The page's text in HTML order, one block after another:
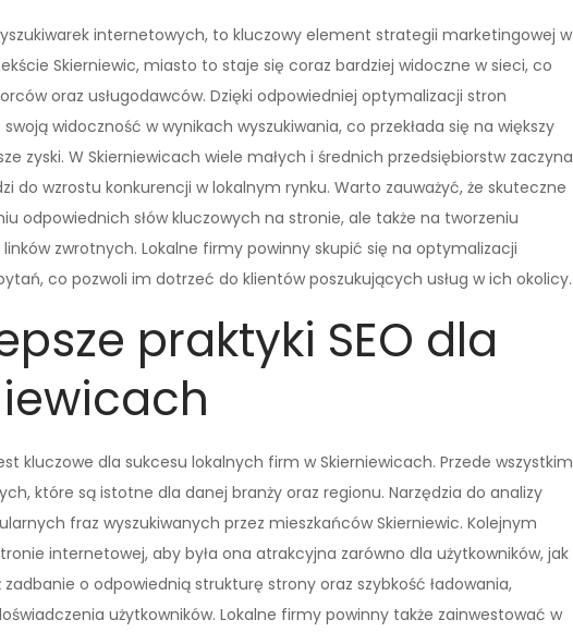
internetowych, to kluczowy element strategii marketingowej w
Skierniewic, miasto to staje się coraz bardziej widoczne w sieci, co
oraz usługodawców. Dzięki odpowiedniej optymalizacji stron
widoczność w wynikach wyszukiwania, co przekłada się na większy
zyski. W Skierniewicach wiele małych i średnich przedsiębiorstw zaczyna
do wzrostu konkurencji w lokalnym rynku. Warto zauważyć, że skuteczne
odpowiednich słów kluczowych na stronie, ale także na tworzeniu
zwrotnych. Lokalne firmy powinny skupić się na optymalizacji
co pozwoli im dotrzeć do klientów poszukujących usług w ich okolicy.
praktyki SEO dla
kluczowe dla sukcesu lokalnych firm w Skierniewicach. Przede wszystkim
które są istotne dla danej branży oraz regionu. Narzędzia do analizy
fraz wyszukiwanych przez mieszkańców Skierniewic. Kolejnym
internetowej, aby była ona atrakcyjna zarówno dla użytkowników, jak
zadbanie o odpowiednią strukturę strony oraz szybkość ładowania,
użytkowników. Lokalne firmy powinny także zainwestować w